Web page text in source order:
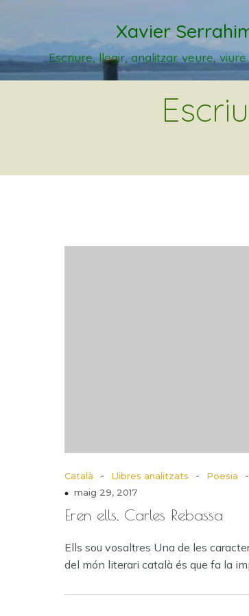
Xavier
Escriure, llegir, analitzar. veure,
Català - Llibres analitzats - Poesia -
maig 29, 2017
Eren ells, Carles Rebassa
Ells sou vosaltres Una de les
del món literari català és que fa la